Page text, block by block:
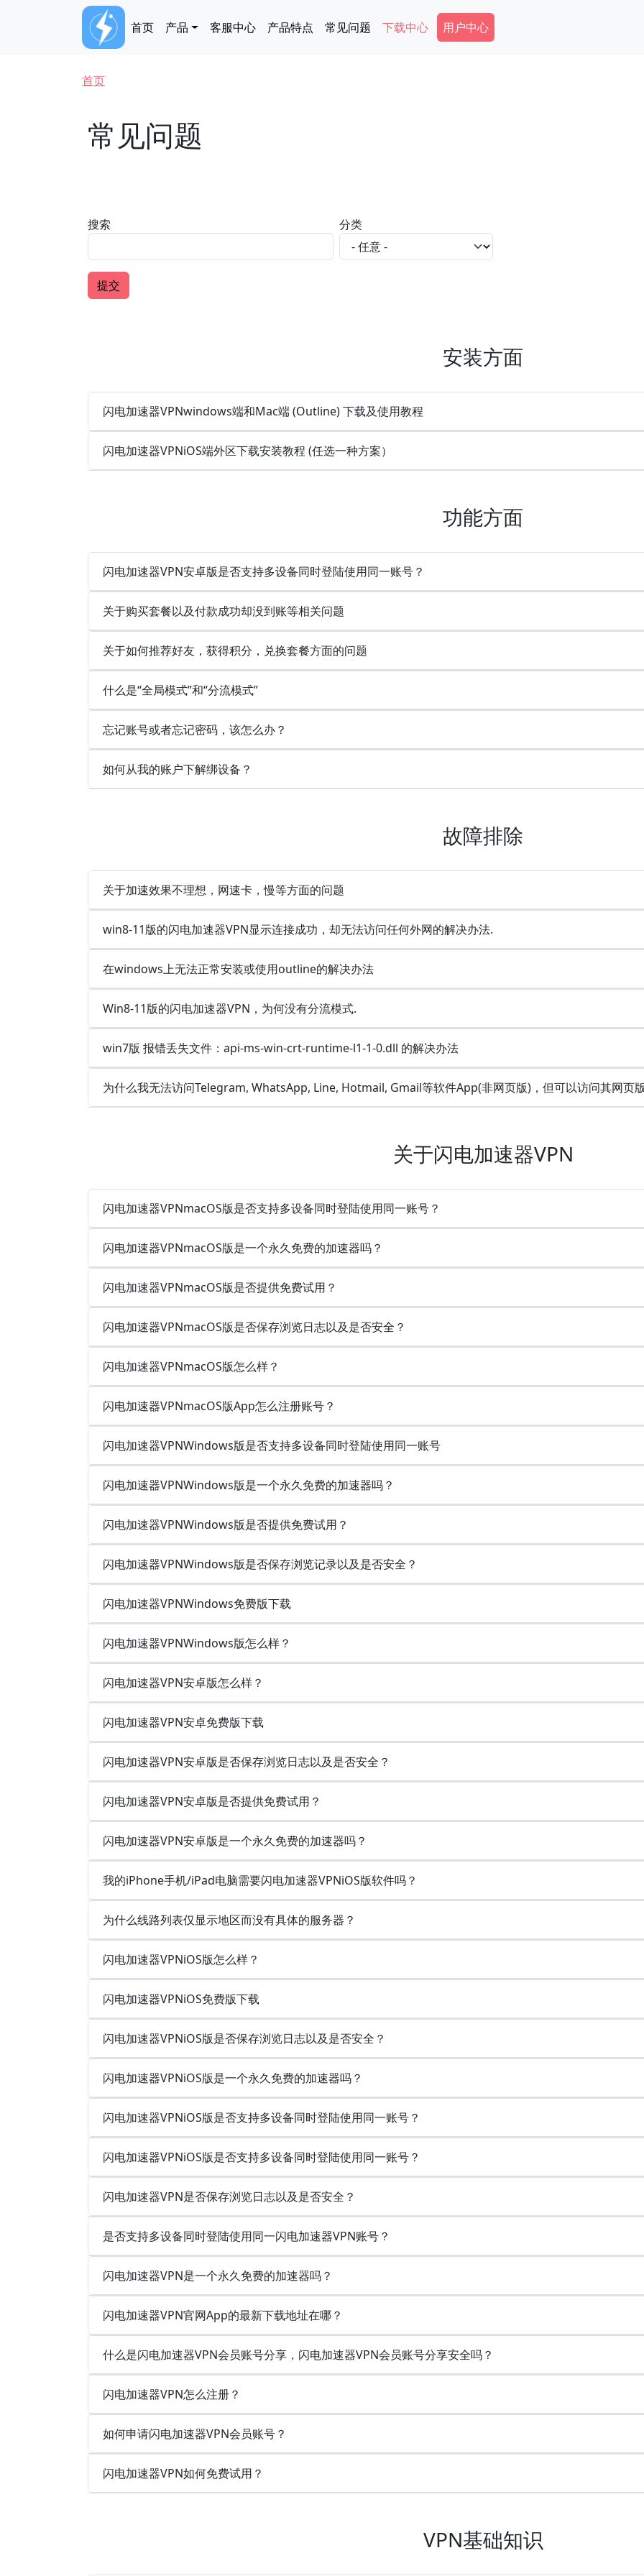
Main navigation
首页 产品 客服中心 产品特点 常见问题 下载中心 Secondary Menu
用户中心
面包屑
首页
常见问题
搜索 分类
安装方面
闪电加速器VPNwindows端和Mac端 (Outline) 下载及使用教程
闪电加速器VPNiOS端外区下载安装教程 (任选一种方案）
功能方面
闪电加速器VPN安卓版是否支持多设备同时登陆使用同一账号？
关于购买套餐以及付款成功却没到账等相关问题
关于如何推荐好友，获得积分，兑换套餐方面的问题
什么是“全局模式”和“分流模式”
忘记账号或者忘记密码，该怎么办？
如何从我的账户下解绑设备？
故障排除
关于加速效果不理想，网速卡，慢等方面的问题
win8-11版的闪电加速器VPN显示连接成功，却无法访问任何外网的解决办法.
在windows上无法正常安装或使用outline的解决办法
Win8-11版的闪电加速器VPN，为何没有分流模式.
win7版 报错丢失文件：api-ms-win-crt-runtime-l1-1-0.dll 的解决办法
为什么我无法访问Telegram, WhatsApp, Line, Hotmail, Gmail等软件App(非网页版)，但可以访问其网页
关于闪电加速器VPN
闪电加速器VPNmacOS版是否支持多设备同时登陆使用同一账号？
闪电加速器VPNmacOS版是一个永久免费的加速器吗？
闪电加速器VPNmacOS版是否提供免费试用？
闪电加速器VPNmacOS版是否保存浏览日志以及是否安全？
闪电加速器VPNmacOS版怎么样？
闪电加速器VPNmacOS版App怎么注册账号？
闪电加速器VPNWindows版是否支持多设备同时登陆使用同一账号
闪电加速器VPNWindows版是一个永久免费的加速器吗？
闪电加速器VPNWindows版是否提供免费试用？
闪电加速器VPNWindows版是否保存浏览记录以及是否安全？
闪电加速器VPNWindows免费版下载
闪电加速器VPNWindows版怎么样？
闪电加速器VPN安卓版怎么样？
闪电加速器VPN安卓免费版下载
闪电加速器VPN安卓版是否保存浏览日志以及是否安全？
闪电加速器VPN安卓版是否提供免费试用？
闪电加速器VPN安卓版是一个永久免费的加速器吗？
我的iPhone手机/iPad电脑需要闪电加速器VPNiOS版软件吗？
为什么线路列表仅显示地区而没有具体的服务器？
闪电加速器VPNiOS版怎么样？
闪电加速器VPNiOS免费版下载
闪电加速器VPNiOS版是否保存浏览日志以及是否安全？
闪电加速器VPNiOS版是一个永久免费的加速器吗？
闪电加速器VPNiOS版是否支持多设备同时登陆使用同一账号？
闪电加速器VPNiOS版是否支持多设备同时登陆使用同一账号？
闪电加速器VPN是否保存浏览日志以及是否安全？
是否支持多设备同时登陆使用同一闪电加速器VPN账号？
闪电加速器VPN是一个永久免费的加速器吗？
闪电加速器VPN官网App的最新下载地址在哪？
什么是闪电加速器VPN会员账号分享，闪电加速器VPN会员账号分享安全吗？
闪电加速器VPN怎么注册？
如何申请闪电加速器VPN会员账号？
闪电加速器VPN如何免费试用？
VPN基础知识